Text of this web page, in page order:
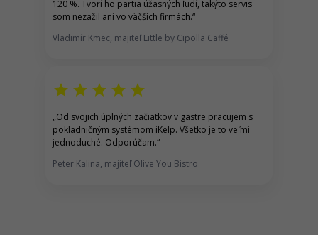
120 %. Tvorí ho partia úžasných ľudí, takýto servis
som nezažil ani vo väčších firmách.“
Vladimír Kmec, majiteľ Little by Cipolla Caffé
star star star star star
„Od svojich úplných začiatkov v gastre pracujem s
pokladničným systémom iKelp. Všetko je to veľmi
jednoduché. Odporúčam.“
Peter Kalina, majiteľ Olive You Bistro